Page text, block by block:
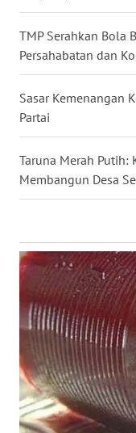
TMP Serahkan Bola
Persahabatan dan
Sasar Kemenangan
Partai
Taruna Merah Putih:
Membangun Desa
DAIRI
WN
DANAU
TOBA
WN
WN
TAPANULI
SELATAN
WN
TANJUNG
LESUNG
WN
KARO